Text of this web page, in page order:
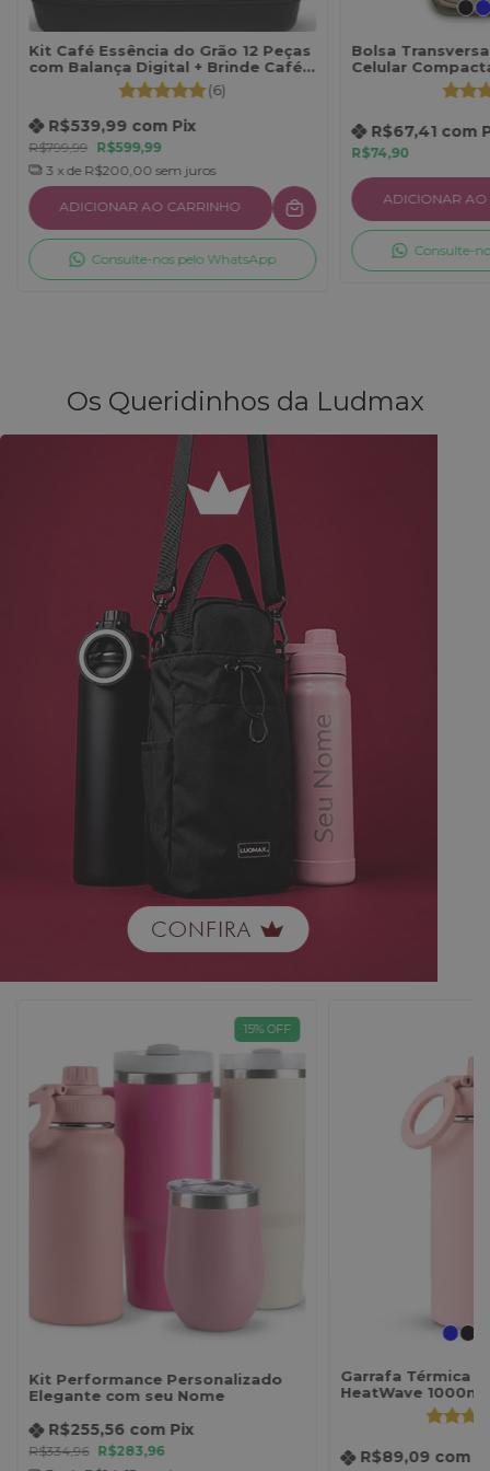
Kit Café Essência do Grão 12 Peças
com Balança Digital + Brinde Café
(6)
R$799,99 R$599,99
R$539,99 com Pix
3 x de R$200,00 sem juros
ADICIONAR AO CARRINHO
Consulte-nos pelo WhatsApp
Bolsa
Celular
Cheia de Estilo
R$74,90
R$67,41 com
ADICIONAR AO
Consulte-
Os Queridinhos da Ludmax
15%OFF
Kit Performance Personalizado
Elegante com seu Nome
R$334,96 R$283,96
R$255,56 com Pix
Garrafa Térmica
HeatWave
R$89,09 com